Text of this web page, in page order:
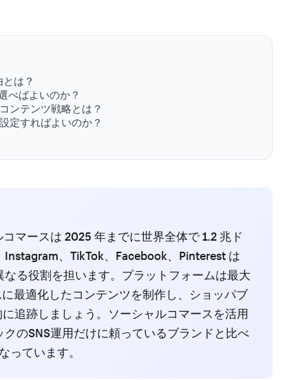
は？
べばよいのか？
ンテンツ戦略とは？
定すればよいのか？
マースは 2025 年までに世界全体で 1.2 兆ド
、TikTok、Facebook、Pinterest は
る役割を担います。プラットフォームは最大
最適化したコンテンツを制作し、ショッパブ
追跡しましょう。ソーシャルコマースを活用
のSNS運用だけに頼っているブランドと比べ
っています。